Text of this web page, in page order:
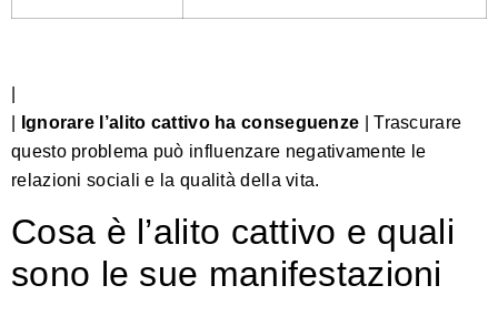
Ignorare l’alito cattivo ha conseguenze | Trascurare
questo problema può influenzare negativamente le
relazioni sociali e la qualità della vita.
Cosa è l’alito cattivo e quali
sono le sue manifestazioni